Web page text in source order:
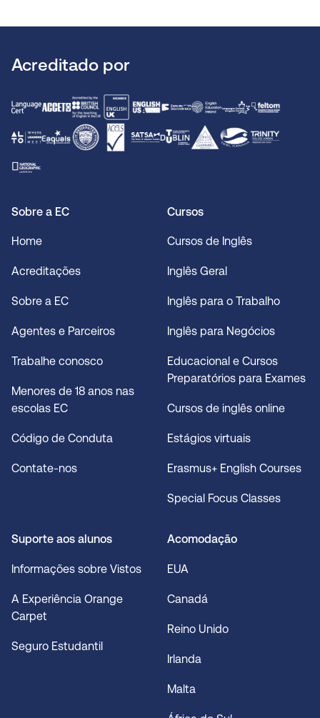
Acreditado por
Sobre a EC
Home
Acreditações
Sobre a EC
Agentes e Parceiros
Trabalhe conosco
Menores de 18 anos nas
escolas EC
Código de Conduta
Contate-nos
Cursos
Cursos de Inglês
Inglês Geral
Inglês para o Trabalho
Inglês para Negócios
Educacional e Cursos
Preparatórios para Exames
Cursos de inglês online
Estágios virtuais
Erasmus+ English Courses
Special Focus Classes
Suporte aos alunos
Informações sobre Vistos
A Experiência Orange
Carpet
Seguro Estudantil
Acomodação
EUA
Canadá
Reino Unido
Irlanda
Malta